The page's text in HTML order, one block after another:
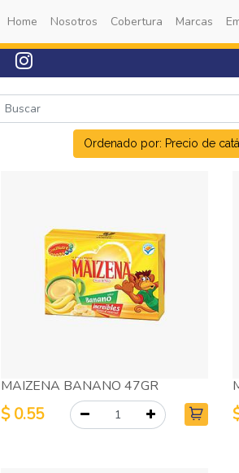
Home Nosotros Cobertura Marcas
Ordenado por: Precio de
MAIZENA BANANO 47GR
$0.55